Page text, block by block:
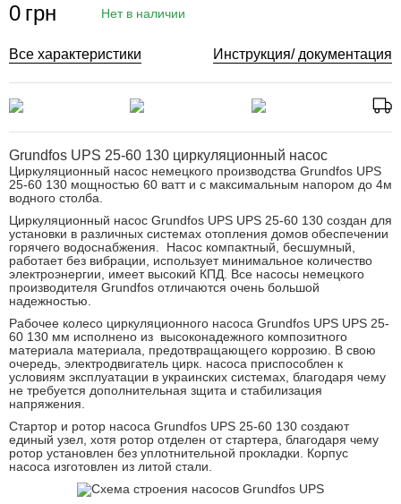
0 грн Нет в наличии
Все характеристики Инструкция/ документация
Grundfos UPS 25-60 130 циркуляционный насос
Циркуляционный насос немецкого производства Grundfos UPS
25-60 130 мощностью 60 ватт и с максимальным напором до 4м
водного столба.
Циркуляционный насос Grundfos UPS UPS 25-60 130 создан для
установки в различных системах отопления домов обеспечении
горячего водоснабжения. Насос компактный, бесшумный,
работает без вибрации, использует минимальное количество
электроэнергии, имеет высокий КПД. Все насосы немецкого
производителя Grundfos отличаются очень большой
надежностью.
Рабочее колесо циркуляционного насоса Grundfos UPS UPS 25-
60 130 мм исполнено из высоконадежного композитного
материала материала, предотвращающего коррозию. В свою
очередь, электродвигатель цирк. насоса приспособлен к
условиям эксплуатации в украинских системах, благодаря чему
не требуется дополнительная зщита и стабилизация
напряжения.
Стартор и ротор насоса Grundfos UPS 25-60 130 создают
единый узел, хотя ротор отделен от стартера, благодаря чему
ротор установлен без уплотнительной прокладки. Корпус
насоса изготовлен из литой стали.